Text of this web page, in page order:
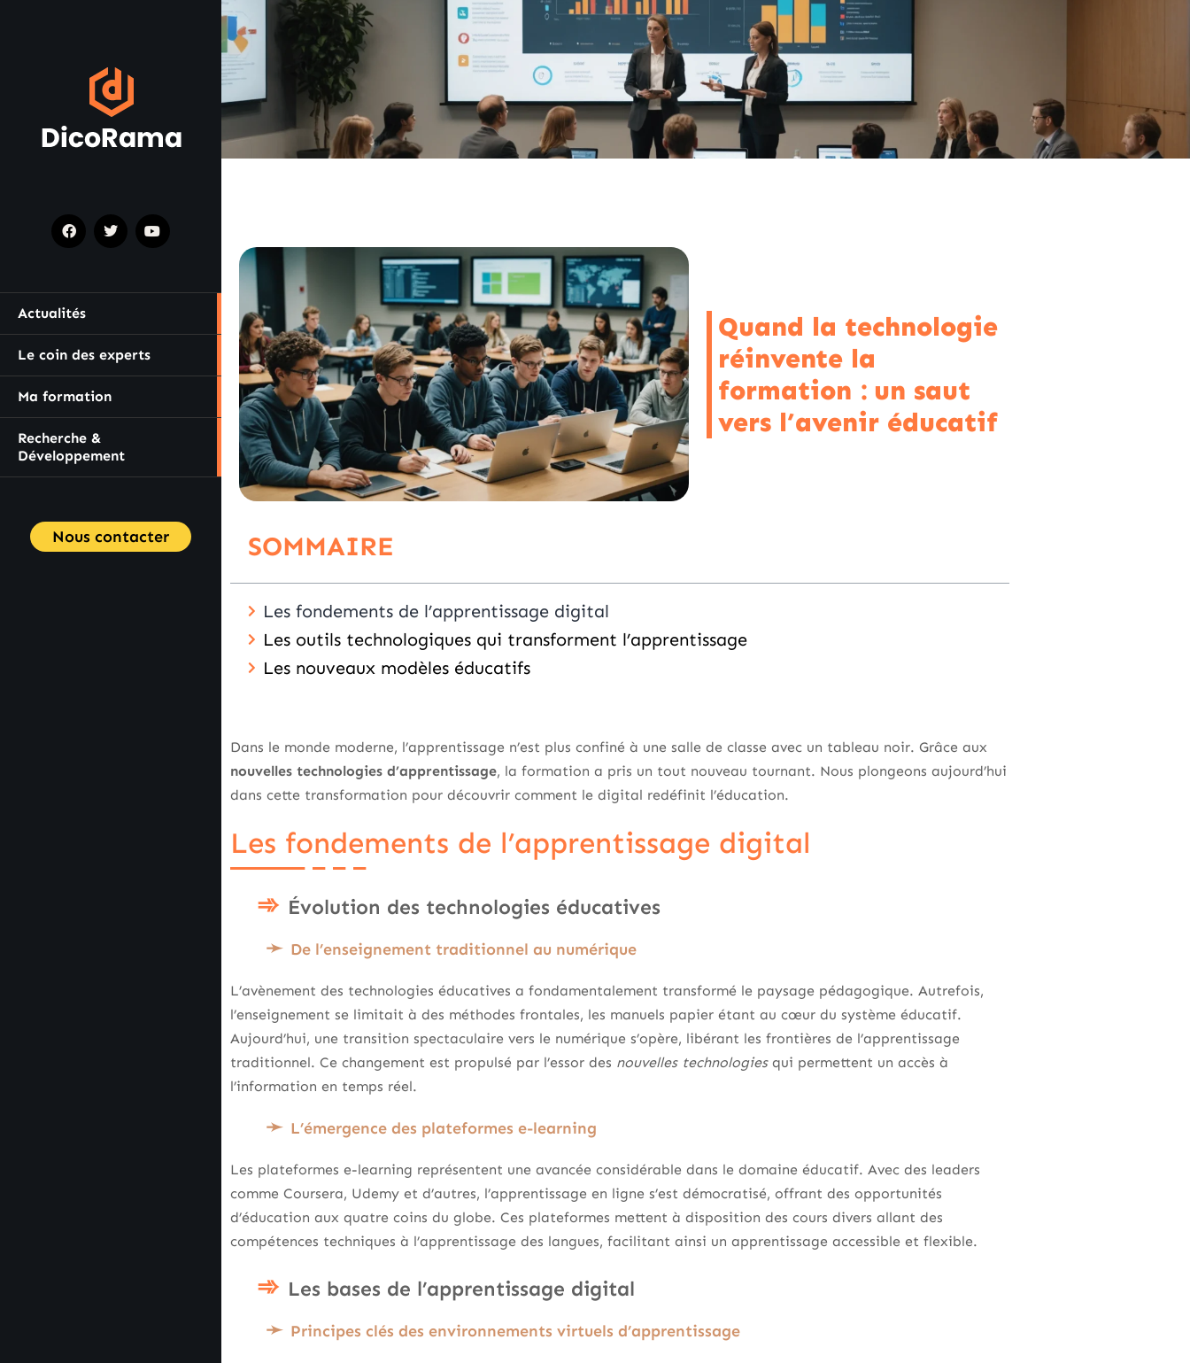
Actualités
Le coin des experts
Ma formation
Recherche &
Développement
Nous contacter
Quand la technologie
réinvente la
formation : un saut
vers l’avenir éducatif
SOMMAIRE
Les fondements de l’apprentissage digital
Les outils technologiques qui transforment l’apprentissage
Les nouveaux modèles éducatifs
Dans le monde moderne, l’apprentissage n’est plus confiné à une salle de classe avec un tableau noir. Grâce aux
nouvelles technologies d’apprentissage, la formation a pris un tout nouveau tournant. Nous plongeons aujourd’hui
dans cette transformation pour découvrir comment le digital redéfinit l’éducation.
Les fondements de l’apprentissage digital
Évolution des technologies éducatives
De l’enseignement traditionnel au numérique
L’avènement des technologies éducatives a fondamentalement transformé le paysage pédagogique. Autrefois,
l’enseignement se limitait à des méthodes frontales, les manuels papier étant au cœur du système éducatif.
Aujourd’hui, une transition spectaculaire vers le numérique s’opère, libérant les frontières de l’apprentissage
traditionnel. Ce changement est propulsé par l’essor des nouvelles technologiesqui permettent un accès à
l’information en temps réel.
L’émergence des plateformes e-learning
Les plateformes e-learning représentent une avancée considérable dans le domaine éducatif. Avec des leaders
comme Coursera, Udemy et d’autres, l’apprentissage en ligne s’est démocratisé, offrant des opportunités
d’éducation aux quatre coins du globe. Ces plateformes mettent à disposition des cours divers allant des
compétences techniques à l’apprentissage des langues, facilitant ainsi un apprentissage accessible et flexible.
Les bases de l’apprentissage digital
Principes clés des environnements virtuels d’apprentissage